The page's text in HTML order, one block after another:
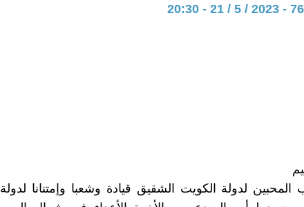
لدولة الكويت الشقيق قيادة وشعبا وإمتنانا لدولة